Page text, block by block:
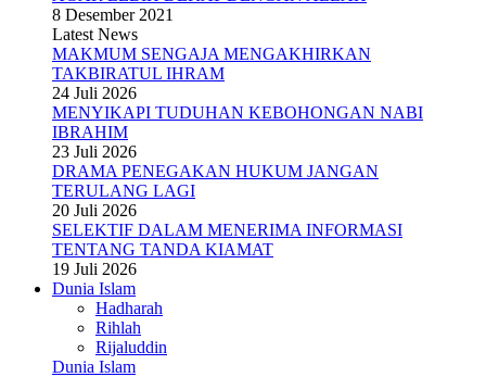
8 Desember 2021
Latest News
MAKMUM SENGAJA MENGAKHIRKAN
TAKBIRATUL IHRAM
24 Juli 2026
MENYIKAPI TUDUHAN KEBOHONGAN NABI
IBRAHIM
23 Juli 2026
DRAMA PENEGAKAN HUKUM JANGAN
TERULANG LAGI
20 Juli 2026
SELEKTIF DALAM MENERIMA INFORMASI
TENTANG TANDA KIAMAT
19 Juli 2026
Dunia Islam
Hadharah
Rihlah
Rijaluddin
Dunia Islam